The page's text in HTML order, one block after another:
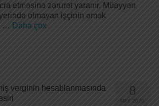
etməsinə zərurət yaranır. Müəyyən
olmayan işçinin əmək
… Daha çox
8
MAY 2026
verginin hesablanmasında